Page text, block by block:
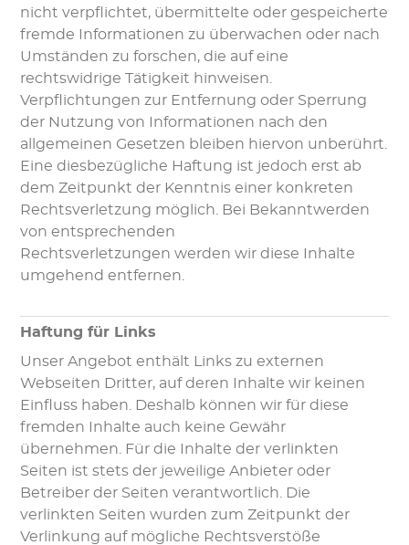
nicht verpflichtet, übermittelte oder gespeicherte
fremde Informationen zu überwachen oder nach
Umständen zu forschen, die auf eine
rechtswidrige Tätigkeit hinweisen.
Verpflichtungen zur Entfernung oder Sperrung
der Nutzung von Informationen nach den
allgemeinen Gesetzen bleiben hiervon unberührt.
Eine diesbezügliche Haftung ist jedoch erst ab
dem Zeitpunkt der Kenntnis einer konkreten
Rechtsverletzung möglich. Bei Bekanntwerden
von entsprechenden
Rechtsverletzungen werden wir diese Inhalte
umgehend entfernen.
Haftung für Links
Unser Angebot enthält Links zu externen
Webseiten Dritter, auf deren Inhalte wir keinen
Einfluss haben. Deshalb können wir für diese
fremden Inhalte auch keine Gewähr
übernehmen. Für die Inhalte der verlinkten
Seiten ist stets der jeweilige Anbieter oder
Betreiber der Seiten verantwortlich. Die
verlinkten Seiten wurden zum Zeitpunkt der
Verlinkung auf mögliche Rechtsverstöße